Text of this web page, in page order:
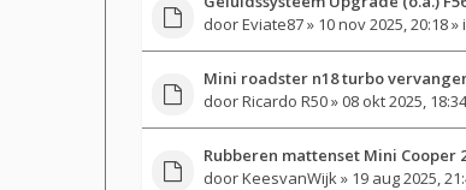
doorEviate87» 10 nov 2025, 20:18 »
Mini roadster n18 turbo
doorRicardo R50» 08 okt 2025,
Rubberen mattenset Mini Cooper
doorKeesvanWijk » 19 aug 2025,